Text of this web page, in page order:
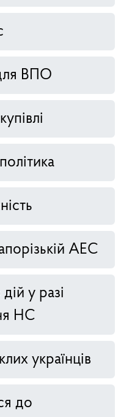
ВПО
АЕС
у разі
НС
українців
до